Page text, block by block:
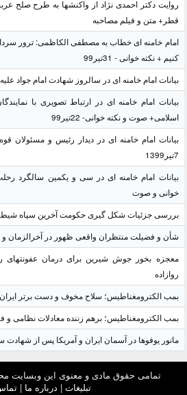
روایت دکتر احمدی نژاد از واکنشها به طرح صلح
قطر+ متن و فیلم مصاحبه
امام خامنه ای خطاب به مصطفی الکاظمی: ترور
کنیم + نکته خوانی - 31تیر99
بیانات امام خامنه ای در سالروز شهادت امام جواد علیه‌السلام +
بیانات امام خامنه ای در ارتباط تصویری با
اسلامی+ صوت و نکته خوانی- 22تیر99
بیانات امام خامنه ای در دیدار رئیس و مسئولان
7تیر1399
بیانات امام خامنه ای در سی و یکمین سالگرد
خوانی و صوت
بررسی جزئیات شکل گیری حکومت آخرین سپاه
شأن و فضیلت منتظران واقعی ظهور در آخرالزمان
معجزه بخور جوش شیرین برای درمان عفونتهای
روازاده
بمب الکترومغناطیس؛ سلاح مخوف و دست برتر
بمب الکترومغناطیس؛ برهم زننده معادلات نظامی و
مانور یوفوها در آسمان ایران و آمریکا پس از شهادت
تمامی حقوق مادی و معنوی این وبسایت محفوظ
تبلیغات | درباره ما |